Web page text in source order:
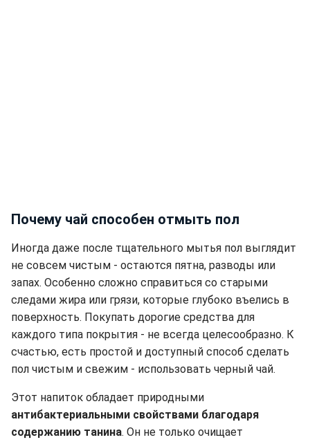
Почему чай способен отмыть пол
Иногда даже после тщательного мытья пол выглядит
не совсем чистым - остаются пятна, разводы или
запах. Особенно сложно справиться со старыми
следами жира или грязи, которые глубоко въелись в
поверхность. Покупать дорогие средства для
каждого типа покрытия - не всегда целесообразно. К
счастью, есть простой и доступный способ сделать
пол чистым и свежим - использовать черный чай.
Этот напиток обладает природными
антибактериальными свойствами благодаря
содержанию танина. Он не только очищает